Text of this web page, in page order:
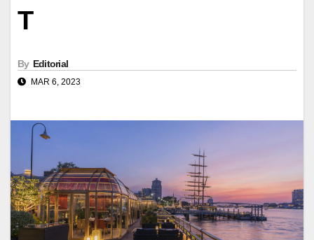
T
By Editorial
MAR 6, 2023